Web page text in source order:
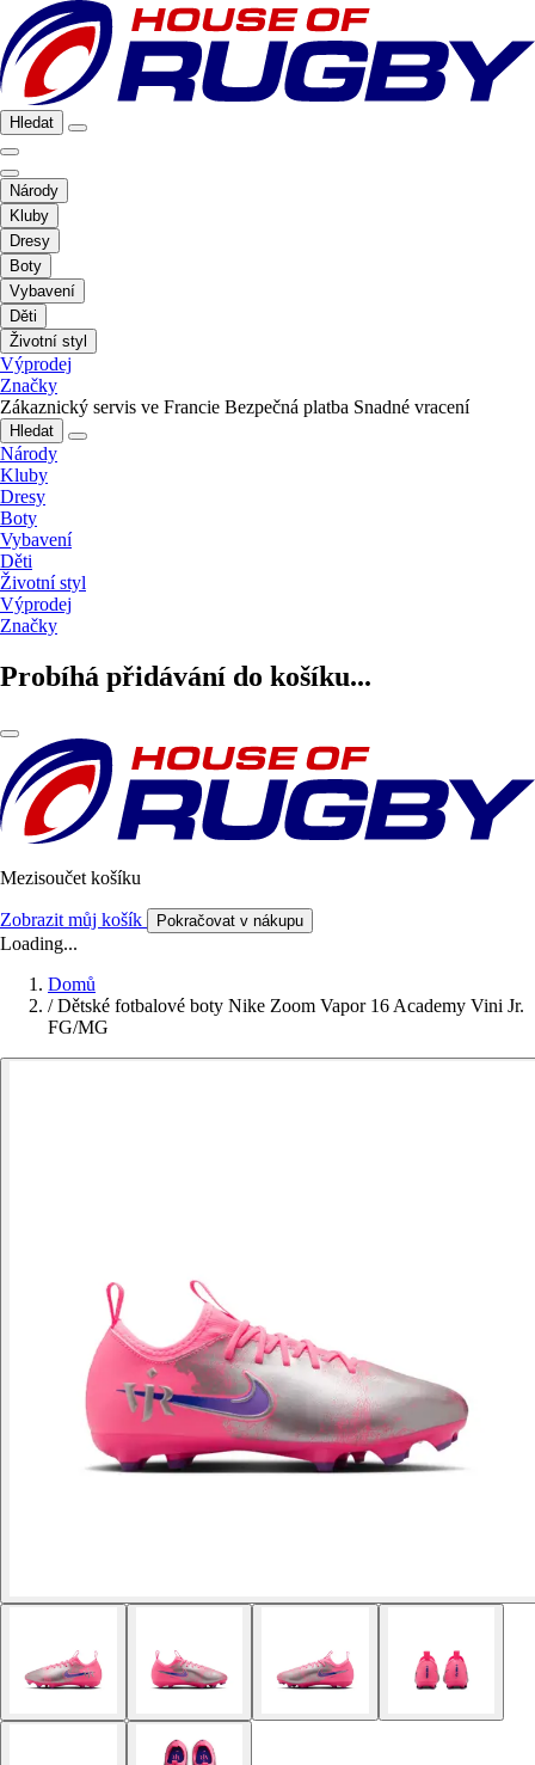
Hledat
Národy
Kluby
Dresy
Boty
Vybavení
Děti
Životní styl
Výprodej
Značky
Zákaznický servis ve Francie Bezpečná platba Snadné vracení
Hledat
Národy
Kluby
Dresy
Boty
Vybavení
Děti
Životní styl
Výprodej
Značky
Probíhá přidávání do košíku...
Mezisoučet košíku
Zobrazit můj košík Pokračovat v nákupu
Loading...
Domů
/ Dětské fotbalové boty Nike Zoom Vapor 16 Academy Vini Jr.
FG/MG